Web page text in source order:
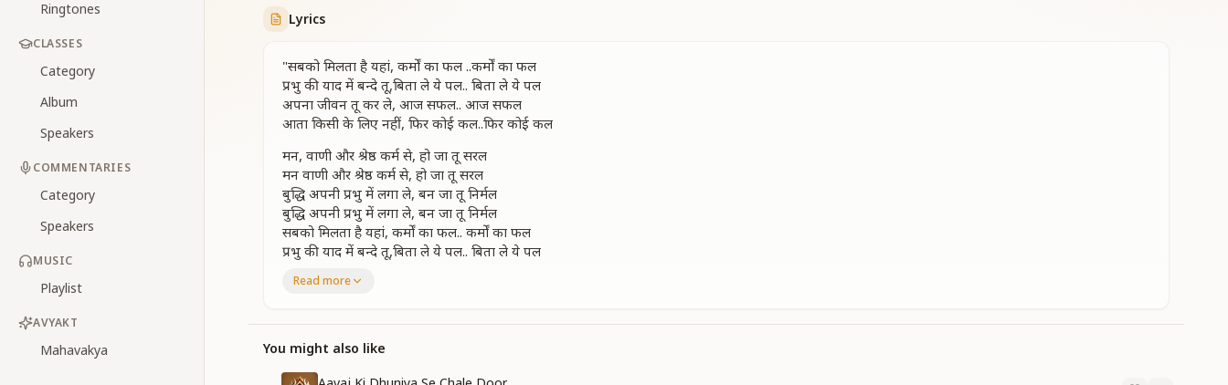
Ringtones
CLASSES
Category
Album
Speakers
COMMENTARIES
Category
Speakers
MUSIC
Playlist
AVYAKT
Mahavakya
Lyrics
"सबको मिलता है यहां, कर्मों का फल ..कर्मों का फल
प्रभु की याद में बन्दे तू,बिता ले ये पल.. बिता ले ये पल
अपना जीवन तू कर ले, आज सफल.. आज सफल
आता किसी के लिए नहीं, फिर कोई कल..फिर कोई कल
मन, वाणी और श्रेष्ठ कर्म से, हो जा तू सरल
मन वाणी और श्रेष्ठ कर्म से, हो जा तू सरल
बुद्धि अपनी प्रभु में लगा ले, बन जा तू निर्मल
बुद्धि अपनी प्रभु में लगा ले, बन जा तू निर्मल
सबको मिलता है यहां, कर्मों का फल.. कर्मों का फल
प्रभु की याद में बन्दे तू,बिता ले ये पल.. बिता ले ये पल
पुण्य कर्म का मिलता है, सदा ही मीठा फल
घुल मिल कर रहना सभी से, जैसे मिलता जल
घुल मिल कर रहना सभी से, जैसे मिलता जल
सबको मिलता है यहां, कर्मों का फल .. कर्मों का फल
प्रभु की याद में बन्दे तू,बिता ले ये पल .. बिता ले ये पल
Read more
You might also like